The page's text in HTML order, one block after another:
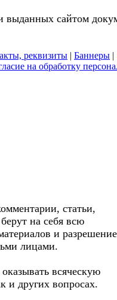
выданных сайтом
реквизиты | Баннеры |
на обработку
статьи,
на себя всю
и разрешение
лицами.
всяческую
и других вопросах.